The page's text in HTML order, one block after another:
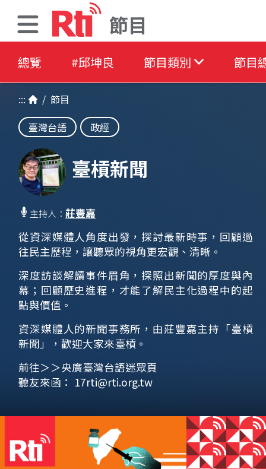
節目
總覽 #邱坤良 節目類別 節目
::: / 節目
臺灣台語
政經
臺槓新聞
主持人：莊豐嘉
從資深媒體人角度出發，探討最新時事，回顧過
往民主歷程，讓聽眾的視角更宏觀、清晰。
深度訪談解讀事件眉角，探照出新聞的厚度與內
幕；回顧歷史進程，才能了解民主化過程中的起
點與價值。
資深媒體人的新聞事務所，由莊豐嘉主持「臺槓
新聞」，歡迎大家來臺槓。
前往＞＞央廣臺灣台語迷眾頁
聽友來函： 17rti@rti.org.tw